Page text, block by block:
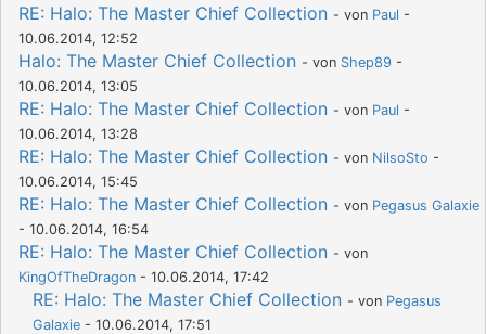
RE: Halo: The Master Chief Collection - von Paul -
10.06.2014, 12:52
Halo: The Master Chief Collection - von Shep89 -
10.06.2014, 13:05
RE: Halo: The Master Chief Collection - von Paul -
10.06.2014, 13:28
RE: Halo: The Master Chief Collection - von NilsoSto -
10.06.2014, 15:45
RE: Halo: The Master Chief Collection - von Pegasus Galaxie
- 10.06.2014, 16:54
RE: Halo: The Master Chief Collection - von
KingOfTheDragon - 10.06.2014, 17:42
RE: Halo: The Master Chief Collection - von Pegasus
Galaxie - 10.06.2014, 17:51